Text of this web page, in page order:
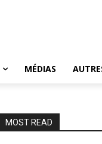
MÉDIAS
MOST READ